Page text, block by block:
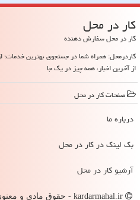
كار در محل
کار در محل سفارش دهنده
کاردرمحل: همراه شما در جستجوی بهترین خدمات؛
از آخرین اخبار، همه چیز در یک جا
صفحات كار در محل
درباره ما
بک لینک در كار در محل
آرشیو كار در محل